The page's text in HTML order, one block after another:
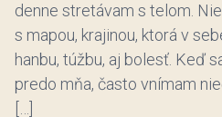
denne stretávam s telom.
s mapou, krajinou, ktorá v
hanbu, túžbu, aj bolesť. Keď
predo mňa, často vnímam